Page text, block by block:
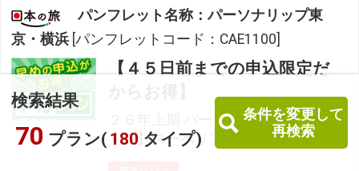
検索結果
70 プラン( 180 タイプ)
条件を変更して
再検索
パンフレット名称：パーソナリップ東
京・横浜 [パンフレットコード：CAE1100]
【４５日前までの申込限定だ
２６年上期 パーソナリップ東京 【早
４５】スーペリアツイン